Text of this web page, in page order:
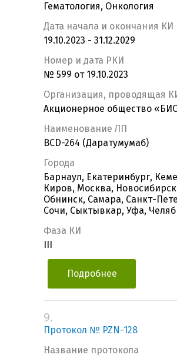
Гематология, Онкология
Дата начала и окончания КИ
19.10.2023 - 31.12.2029
Номер и дата РКИ
№ 599 от 19.10.2023
Организация, проводящая
Акционерное общество
Наименование ЛП
BCD-264 (Даратумумаб)
Города
Барнаул, Екатеринбург,
Киров, Москва,
Обнинск, Самара, Санкт-
Сочи, Сыктывкар, Уфа,
Фаза КИ
Подробнее
9.
Протокол № PZN-128
Название протокола